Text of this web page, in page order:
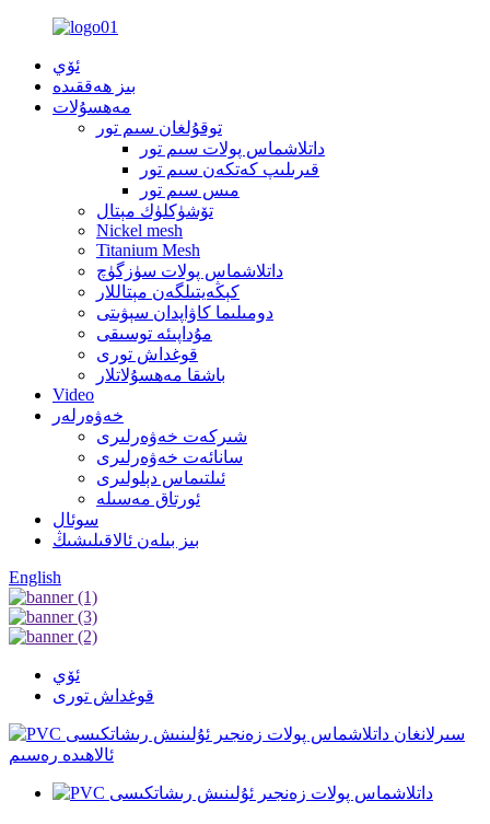
ئۆي
بىز ھەققىدە
مەھسۇلات
توقۇلغان سىم تور
داتلاشماس پولات سىم تور
قىرىلىپ كەتكەن سىم تور
مىس سىم تور
تۆشۈكلۈك مېتال
Nickel mesh
Titanium Mesh
داتلاشماس پولات سۈزگۈچ
كېڭەيتىلگەن مېتاللار
دومىلىما كاۋاپدان سېۋىتى
مۇداپىئە توسىقى
قوغداش تورى
باشقا مەھسۇلاتلار
Video
خەۋەرلەر
شىركەت خەۋەرلىرى
سانائەت خەۋەرلىرى
ئىلتىماس دېلولىرى
ئورتاق مەسىلە
سوئال
بىز بىلەن ئالاقىلىشىڭ
English
ئۆي
قوغداش تورى